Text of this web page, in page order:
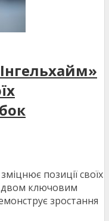
позиції своїх
двом ключовим
зростання